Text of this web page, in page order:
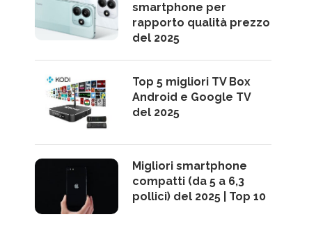
smartphone per
rapporto qualità prezzo
del 2025
Top 5 migliori TV Box
Android e Google TV
del 2025
Migliori smartphone
compatti (da 5 a 6,3
pollici) del 2025 | Top 10